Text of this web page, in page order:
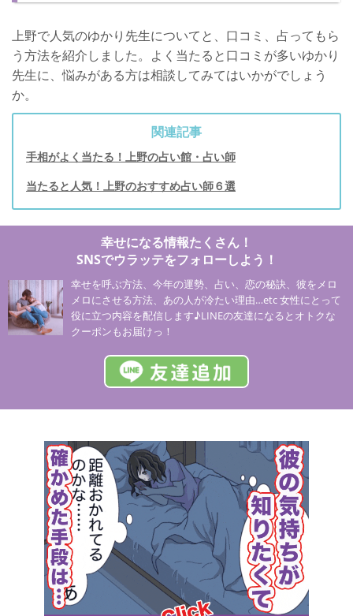
上野で人気のゆかり先生についてと、口コミ、占ってもら
う方法を紹介しました。よく当たると口コミが多いゆかり
先生に、悩みがある方は相談してみてはいかがでしょう
か。
関連記事
手相がよく当たる！上野の占い館・占い師
当たると人気！上野のおすすめ占い師６選
幸せになる情報たくさん！
SNSでウラッテをフォローしよう！
幸せを呼ぶ方法、今年の運勢、占い、恋の秘訣、彼をメロ
メロにさせる方法、あの人が冷たい理由…etc 女性にとって
役に立つ内容を配信します♪LINEの友達になるとオトクな
クーポンもお届けっ！